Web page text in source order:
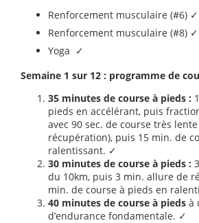
Renforcement musculaire (#6) ✓
Renforcement musculaire (#8) ✓
Yoga ✓
Semaine 1 sur 12 : programme de
35 minutes de course à pieds :
pieds en accélérant, puis
avec 90 sec. de course très
récupération), puis 15 min. de
ralentissant. ✓
30 minutes de course à pieds :
du 10km, puis 3 min. allure de
min. de course à pieds en
40 minutes de course à pieds à
d’endurance fondamentale. ✓